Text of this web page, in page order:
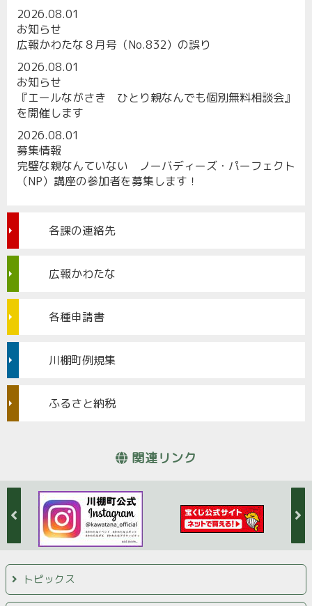
2026.08.01
お知らせ
広報かわたな８月号（No.832）の誤り
2026.08.01
お知らせ
『エールながさき ひとり親なんでも個別無料相談会』
を開催します
2026.08.01
募集情報
完璧な親なんていない ノーバディーズ・パーフェクト
（NP）講座の参加者を募集します！
各課の連絡先
広報かわたな
各種申請書
川棚町例規集
ふるさと納税
関連リンク
トピックス